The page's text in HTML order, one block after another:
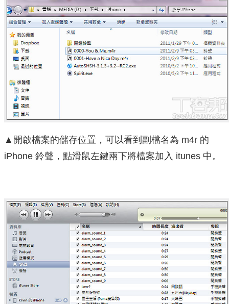
▲開啟檔案的儲存位置，可以看到副檔名為 m4r 的
iPhone 鈴聲，點滑鼠左鍵兩下將檔案加入 itunes 中。